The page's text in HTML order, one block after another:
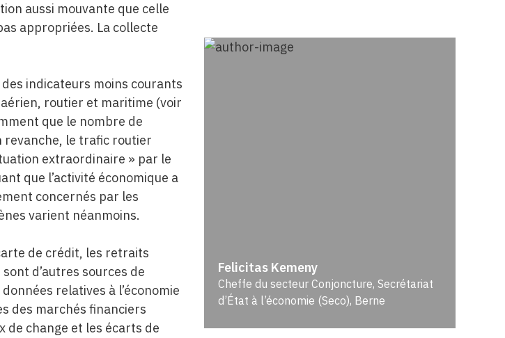
aussi mouvante que celle
appropriées. La collecte
des indicateurs moins courants
routier et maritime (voir
que le nombre de
revanche, le trafic routier
extraordinaire » par le
que l’activité économique a
concernés par les
varient néanmoins.
de crédit, les retraits
d’autres sources de
relatives à l’économie
des marchés financiers
de change et les écarts de
Felicitas Kemeny
Cheffe du secteur Conjoncture, Secrétariat
d’État à l’économie (Seco), Berne